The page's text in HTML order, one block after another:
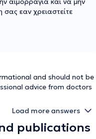
σας εαν χρειαστείτε
and should not be
advice from doctors
Load more answers
publications